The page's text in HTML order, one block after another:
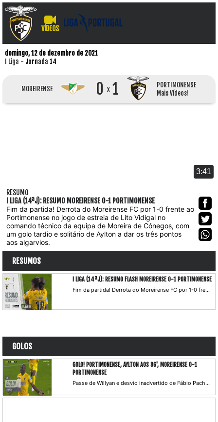
VÍDEOS
domingo, 12 de dezembro de 2021
I Liga - Jornada 14
MOREIRENSE 0 x 1
PORTIMONENSE
Mais Vídeos!
3:41
RESUMO
I LIGA (14ªJ): RESUMO MOREIRENSE 0-1 PORTIMONENSE
Fim da partida! Derrota do Moreirense FC por 1-0 frente ao
Portimonense no jogo de estreia de Lito Vidigal no
comando técnico da equipa de Moreira de Cónegos, com
um golo tardio e solitário de Aylton a dar os três pontos
aos algarvios.
RESUMOS
I LIGA (14ªJ): RESUMO FLASH MOREIRENSE 0-1 PORTIMONENSE
Fim da partida! Derrota do Moreirense FC por 1-0 frente ao Portimonense no jogo de estreia de Lito Vidigal no comando técnico da equipa de Moreira de Cónegos, com um golo tardio e solitário de Aylton a dar os três pontos aos algarvios.
GOLOS
GOLO! PORTIMONENSE, AYLTON AOS 86', MOREIRENSE 0-1
PORTIMONENSE
Passe de Willyan e desvio inadvertido de Fábio Pacheco, que deixa o extremo isolado na área e este atira a contar, com a bola a desviar ainda num adversário.